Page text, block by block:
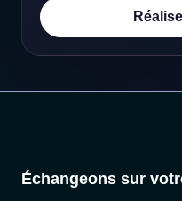
Échangeons sur